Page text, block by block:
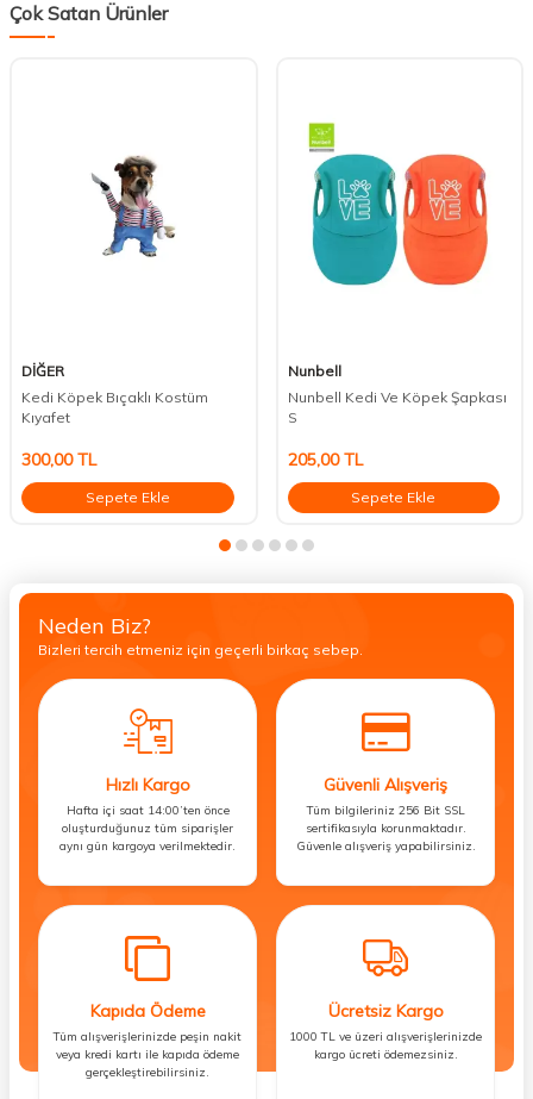
Çok Satan Ürünler
DİĞER
Kedi Köpek Bıçaklı Kostüm
Kıyafet
300,00TL
Sepete Ekle
Nunbell
Nunbell Kedi Ve Köpek Şapkası
S
205,00TL
Sepete Ekle
Neden Biz?
Bizleri tercih etmeniz için geçerli birkaç sebep.
Hızlı Kargo
Hafta içi saat 14:00’ten önce
oluşturduğunuz tüm siparişler
aynı gün kargoya verilmektedir.
Güvenli Alışveriş
Tüm bilgileriniz 256 Bit SSL
sertifikasıyla korunmaktadır.
Güvenle alışveriş yapabilirsiniz.
Kapıda Ödeme
Tüm alışverişlerinizde peşin nakit
veya kredi kartı ile kapıda ödeme
gerçekleştirebilirsiniz.
Ücretsiz Kargo
1000 TL ve üzeri alışverişlerinizde
kargo ücreti ödemezsiniz.